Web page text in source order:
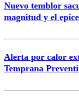
Nuevo temblor
magnitud y el
Alerta por calor
Temprana